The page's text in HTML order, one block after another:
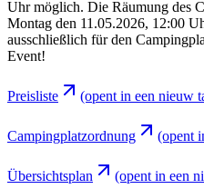
Uhr möglich. Die Räumung des
Montag den 11.05.2026, 12:00
ausschließlich für den
Event!
Preisliste (opent in een nieuw
Campingplatzordnung (opent
Übersichtsplan (opent in een